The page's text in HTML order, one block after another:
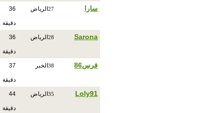
سارا 27 الرياض 36
دقيقة
Sarona
28 الرياض 36
دقيقة
فرس86 38 الخبر 37
دقيقة
Loly91
35 الرياض 44
دقيقة